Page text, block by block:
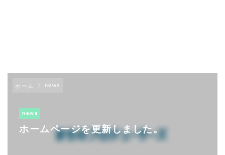
ホーム news
news
ホームページを更新しました。